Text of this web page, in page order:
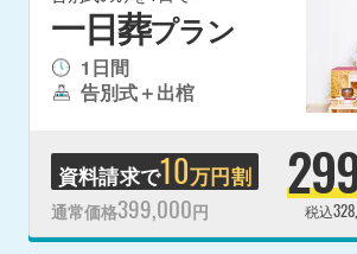
一日葬プラン
1日間
告別式＋出棺
資料請求で10万円割
通常価格399,000円 税込